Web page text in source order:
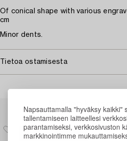
Napsauttamalla "hyväksy kaikki"
tallentamiseen laitteellesi
parantamiseksi, verkkosivuston
markkinointimme
Of conical shape with various
cm
Minor dents.
Tietoa ostamisesta
Muiden